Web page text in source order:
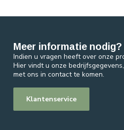
Meer informatie nodig?
Indien u vragen heeft over onze
Hier vindt u onze
met ons in contact te komen.
Klantenservice